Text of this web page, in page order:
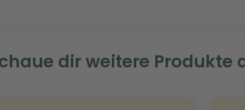
dir weitere Produkte